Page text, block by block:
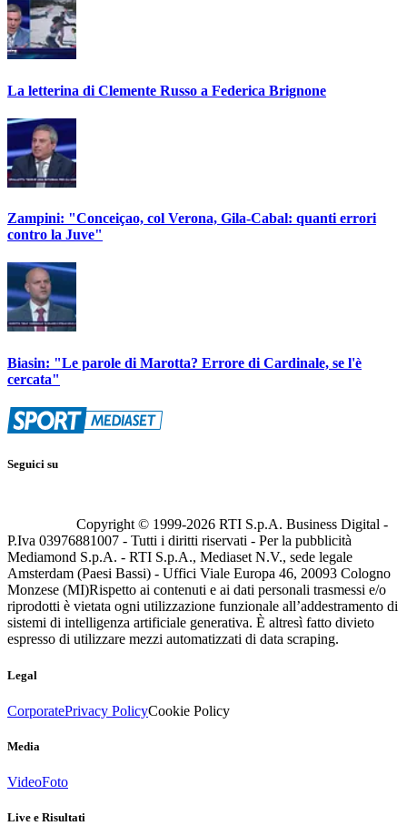
La letterina di Clemente Russo a Federica Brignone
Zampini: "Conceiçao, col Verona, Gila-Cabal: quanti errori
contro la Juve"
Biasin: "Le parole di Marotta? Errore di Cardinale, se l'è
cercata"
Seguici su
Copyright © 1999-2026 RTI S.p.A. Business Digital -
P.Iva 03976881007 - Tutti i diritti riservati - Per la pubblicità
Mediamond S.p.A. - RTI S.p.A., Mediaset N.V., sede legale
Amsterdam (Paesi Bassi) - Uffici Viale Europa 46, 20093 Cologno
Monzese (MI)Rispetto ai contenuti e ai dati personali trasmessi e/o
riprodotti è vietata ogni utilizzazione funzionale all’addestramento di
sistemi di intelligenza artificiale generativa. È altresì fatto divieto
espresso di utilizzare mezzi automatizzati di data scraping.
Legal
CorporatePrivacy PolicyCookie Policy
Media
VideoFoto
Live e Risultati